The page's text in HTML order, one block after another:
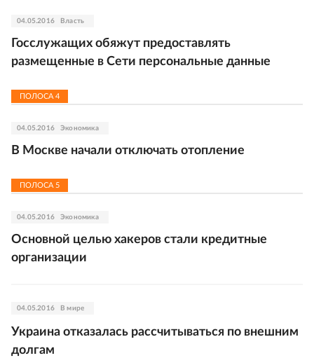
04.05.2016 Власть
Госслужащих обяжут предоставлять
размещенные в Сети персональные данные
ПОЛОСА4
04.05.2016 Экономика
В Москве начали отключать отопление
ПОЛОСА5
04.05.2016 Экономика
Основной целью хакеров стали кредитные
организации
04.05.2016 В мире
Украина отказалась рассчитываться по внешним
долгам